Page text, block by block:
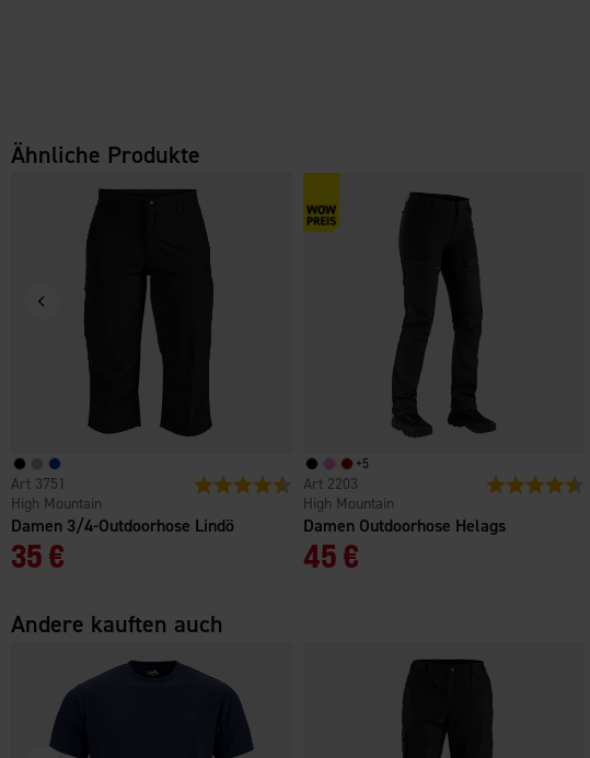
Ähnliche Produkte
Damen 3/4-Outdoorhose Lindö
High Mountain
3751
35 €
Bewertung: 4.5 von 5 Sternen
+5
Damen Outdoorhose Helags
High Mountain
2203
45 €
Bewertung:
Andere kauften auch